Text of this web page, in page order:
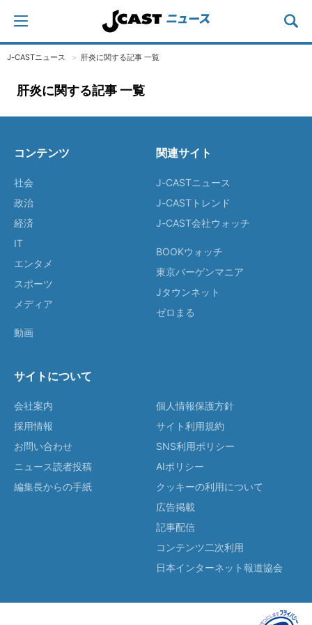
J-CASTニュース 肝炎に関する記事 一覧
肝炎に関する記事 一覧
コンテンツ
社会
政治
経済
IT
エンタメ
スポーツ
メディア
動画
関連サイト
J-CASTニュース
J-CASTトレンド
J-CAST会社ウォッチ
BOOKウォッチ
東京バーゲンマニア
Jタウンネット
ゼロまる
サイトについて
会社案内
採用情報
お問い合わせ
ニュース読者投稿
編集長からの手紙
個人情報保護方針
サイト利用規約
SNS利用ポリシー
AIポリシー
クッキーの利用について
広告掲載
記事配信
コンテンツ二次利用
日本インターネット報道協会